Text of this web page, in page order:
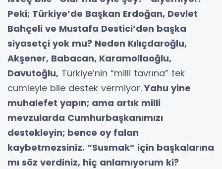
Peki; Türkiye’de Başkan Erdoğan, Devlet
Bahçeli ve Mustafa Destici’den başka
siyasetçi yok mu? Neden Kılıçdaroğlu,
Akşener, Babacan, Karamollaoğlu,
Davutoğlu, Türkiye’nin “milli tavrına” tek
cümleyle bile destek vermiyor. Yahu yine
muhalefet yapın; ama artık milli
mevzularda Cumhurbaşkanımızı
destekleyin; bence oy falan
kaybetmezsiniz. “Susmak” için başkalarına
mı söz verdiniz, hiç anlamıyorum ki?